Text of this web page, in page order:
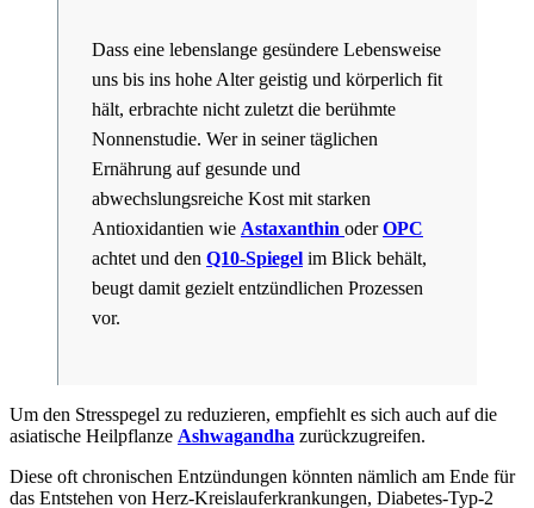
Dass eine lebenslange gesündere Lebensweise
uns bis ins hohe Alter geistig und körperlich fit
hält, erbrachte nicht zuletzt die berühmte
Nonnenstudie. Wer in seiner täglichen
Ernährung auf gesunde und
abwechslungsreiche Kost mit starken
Antioxidantien wie Astaxanthin oderOPC
achtet und den Q10-Spiegel im Blick behält,
beugt damit gezielt entzündlichen Prozessen
vor.
Um den Stresspegel zu reduzieren, empfiehlt es sich auch auf die
asiatische Heilpflanze Ashwagandha zurückzugreifen.
Diese oft chronischen Entzündungen könnten nämlich am Ende für
das Entstehen von Herz-Kreislauferkrankungen, Diabetes-Typ-2